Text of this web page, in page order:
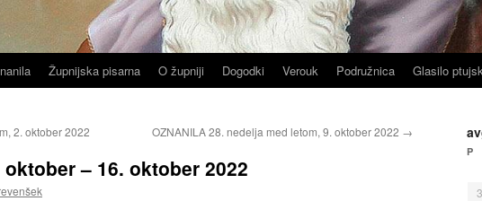
Župnijska pisarna O župniji Dogodki Verouk Podružnica Glasilo
2. oktober 2022 OZNANILA 28. nedelja med letom, 9. oktober 2022 →
oktober – 16. oktober 2022
P
3